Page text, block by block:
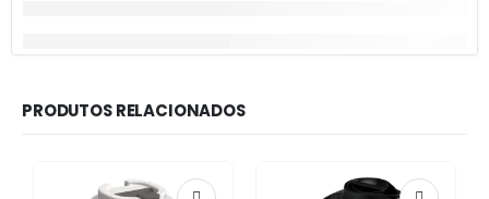
PRODUTOS RELACIONADOS